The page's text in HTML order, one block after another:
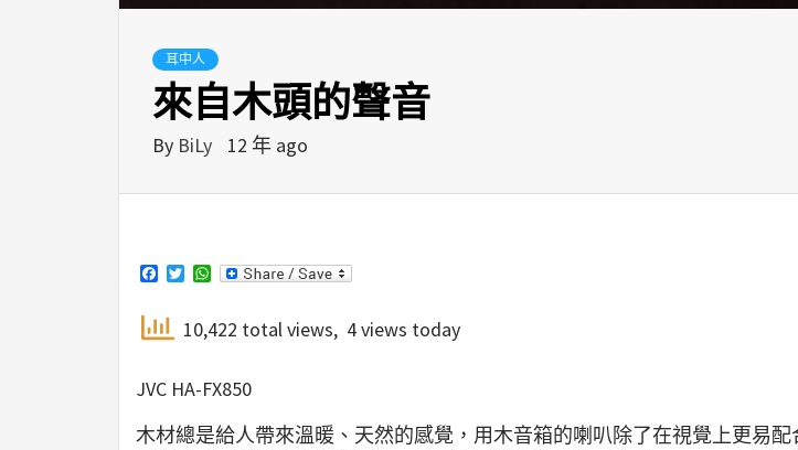
耳中人
來自木頭的聲音
By BiLy 12 年 ago
Facebook
TwitterWhatsApp
10,422 total views, 4 views today
JVC HA-FX850
木材總是給人帶來溫暖、天然的感覺，用木音箱的喇叭除了在視覺上更易